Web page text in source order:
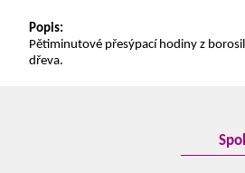
Popis:
Pětiminutové přesýpací hodiny z
dřeva.